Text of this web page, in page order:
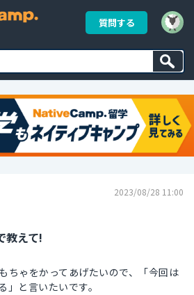
質問する
2023/08/28 11:00
教えて!
ちゃをかってあげたいので、「今回は
」と言いたいです。